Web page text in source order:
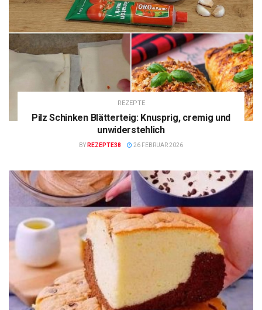
REZEPTE
Pilz Schinken Blätterteig: Knusprig, cremig und
unwiderstehlich
BY REZEPTE38 26 FEBRUAR 2026